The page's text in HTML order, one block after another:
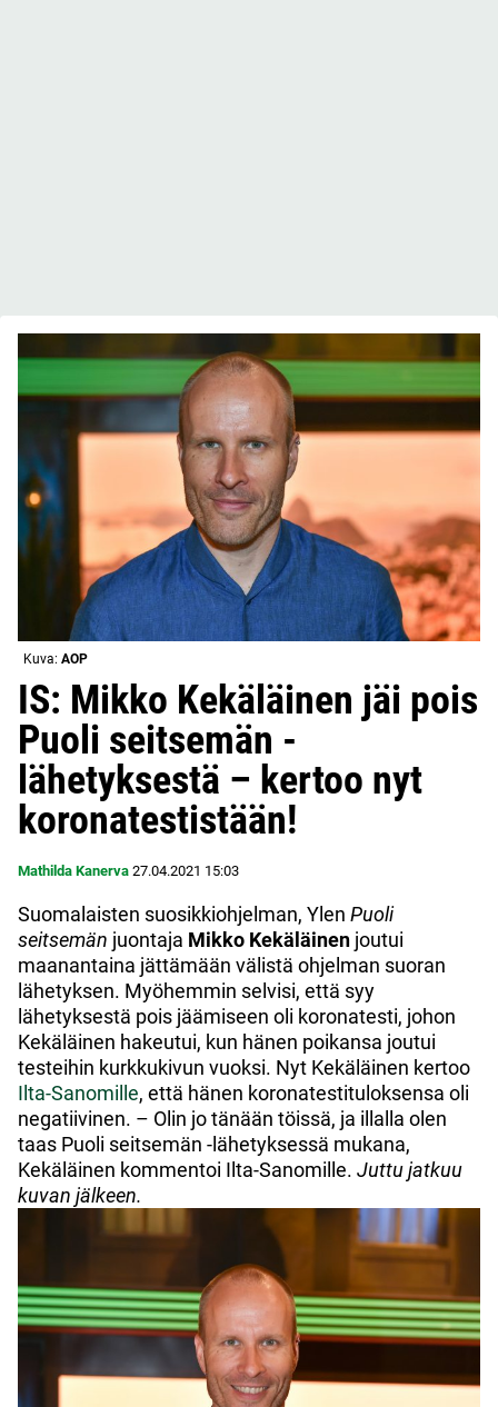
Kuva: AOP
IS: Mikko Kekäläinen jäi pois
Puoli seitsemän -
lähetyksestä – kertoo nyt
koronatestistään!
Mathilda Kanerva 27.04.2021 15:03
Suomalaisten suosikkiohjelman, Ylen Puoli
seitsemän juontaja Mikko Kekäläinen joutui
maanantaina jättämään välistä ohjelman suoran
lähetyksen. Myöhemmin selvisi, että syy
lähetyksestä pois jäämiseen oli koronatesti, johon
Kekäläinen hakeutui, kun hänen poikansa joutui
testeihin kurkkukivun vuoksi. Nyt Kekäläinen kertoo
Ilta-Sanomille, että hänen koronatestituloksensa oli
negatiivinen. – Olin jo tänään töissä, ja illalla olen
taas Puoli seitsemän -lähetyksessä mukana,
Kekäläinen kommentoi Ilta-Sanomille. Juttu jatkuu
kuvan jälkeen.